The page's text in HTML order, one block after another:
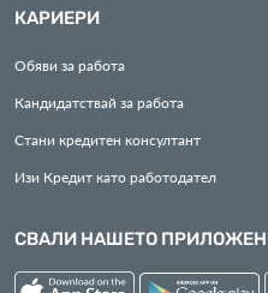
КАРИЕРИ
Обяви за работа
Кандидатствай за работа
Стани кредитен консултант
Изи Кредит като работодател
СВАЛИ НАШЕТО